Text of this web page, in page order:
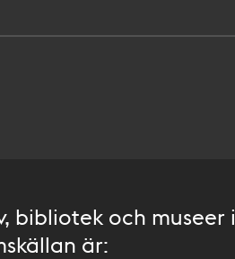
bibliotek och museer i
är: